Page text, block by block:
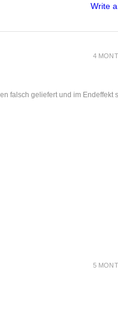
Write
4
falsch geliefert und im Endeffekt
5